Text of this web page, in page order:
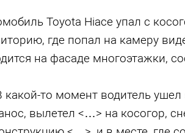
Toyota Hiace упал с
где попал на камеру
на фасаде многоэтажки,
какой-то момент водитель
вылетел <…> на косогор,